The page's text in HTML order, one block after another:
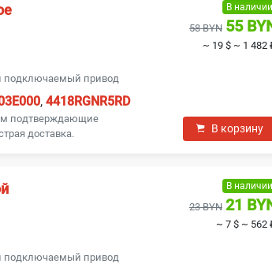
подключаемый привод
,4418RGNR5RD
подтверждающие
доставка.
В наличии
58 BYN 55
~ 19 $ ~ 1 482
В корзину
подключаемый привод
В наличии
23 BYN 21
~ 7 $ ~ 562